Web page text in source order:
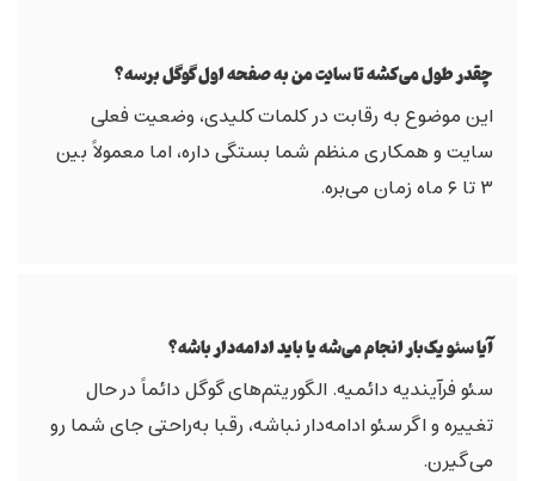
چقدر طول می‌کشه تا سایت من به صفحه اول گوگل برسه؟
این موضوع به رقابت در کلمات کلیدی، وضعیت فعلی
سایت و همکاری منظم شما بستگی داره، اما معمولاً بین
۳ تا ۶ ماه زمان می‌بره.
آیا سئو یک‌بار انجام می‌شه یا باید ادامه‌دار باشه؟
سئو فرآیندیه دائمیه. الگوریتم‌های گوگل دائماً در حال
تغییره و اگر سئو ادامه‌دار نباشه، رقبا به‌راحتی جای شما رو
می‌گیرن.